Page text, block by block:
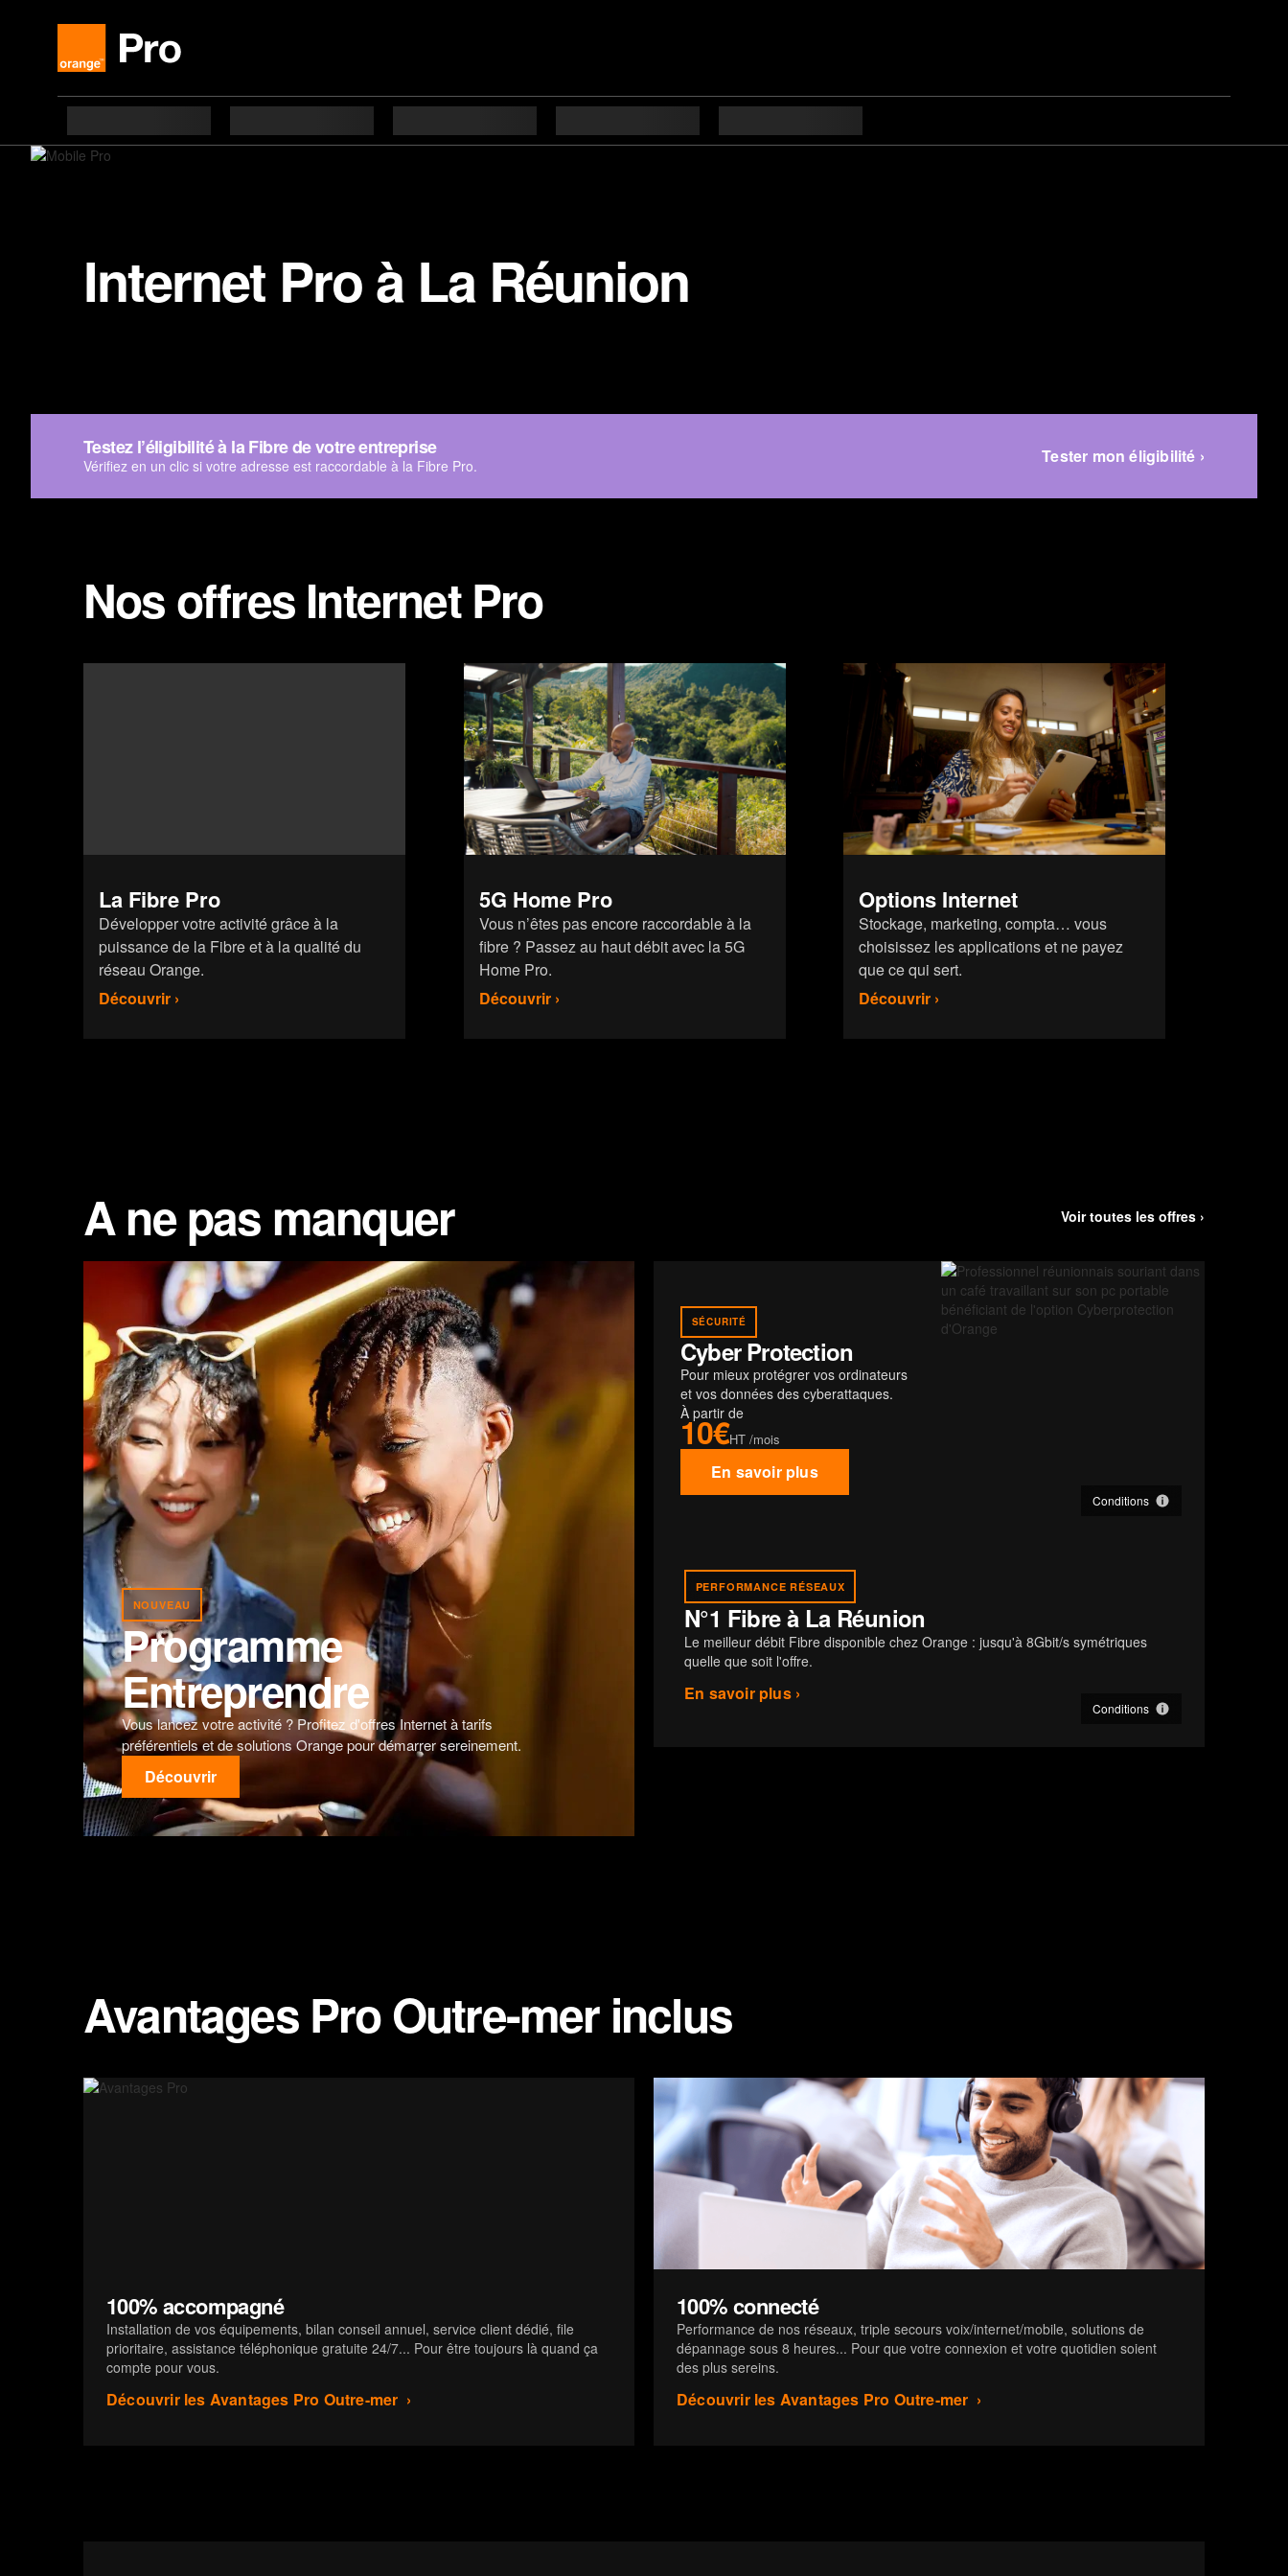
Internet Pro à La Réunion
Testez l’éligibilité à la Fibre de votre entreprise
Vérifiez en un clic si votre adresse est raccordable à la Fibre Pro. Tester mon éligibilité ›
Nos offres Internet Pro
La Fibre Pro
Développer votre activité grâce à la
puissance de la Fibre et à la qualité du
réseau Orange.
Découvrir ›
5G Home Pro
Vous n’êtes pas encore raccordable à la
fibre ? Passez au haut débit avec la 5G
Home Pro.
Découvrir ›
Options Internet
Stockage, marketing, compta… vous
choisissez les applications et ne payez
que ce qui sert.
Découvrir ›
A ne pas manquer Voir toutes les offres ›
NOUVEAU
Programme
Entreprendre
Vous lancez votre activité ? Profitez d'offres Internet à tarifs
préférentiels et de solutions Orange pour démarrer sereinement.
Découvrir
SÉCURITÉ
Cyber Protection
Pour mieux protégrer vos ordinateurs
et vos données des cyberattaques.
À partir de
10€HT /mois
En savoir plus
Conditions
PERFORMANCE RÉSEAUX
N°1 Fibre à La Réunion
Le meilleur débit Fibre disponible chez Orange : jusqu'à 8Gbit/s symétriques
quelle que soit l'offre.
En savoir plus ›
Conditions
Avantages Pro Outre-mer inclus
100% accompagné
Installation de vos équipements, bilan conseil annuel, service client dédié, file
prioritaire, assistance téléphonique gratuite 24/7... Pour être toujours là quand ça
compte pour vous.
Découvrir les Avantages Pro Outre-mer ›
100% connecté
Performance de nos réseaux, triple secours voix/internet/mobile, solutions de
dépannage sous 8 heures... Pour que votre connexion et votre quotidien soient
des plus sereins.
Découvrir les Avantages Pro Outre-mer ›